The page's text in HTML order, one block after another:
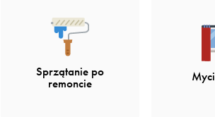
Sprzątanie po
remoncie